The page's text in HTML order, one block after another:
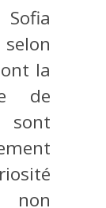
la
de
non